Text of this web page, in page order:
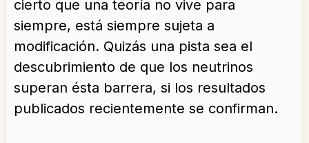
cierto que una teoría no vive para
siempre, está siempre sujeta a
modificación. Quizás una pista sea el
descubrimiento de que los neutrinos
superan ésta barrera, si los resultados
publicados recientemente se confirman.